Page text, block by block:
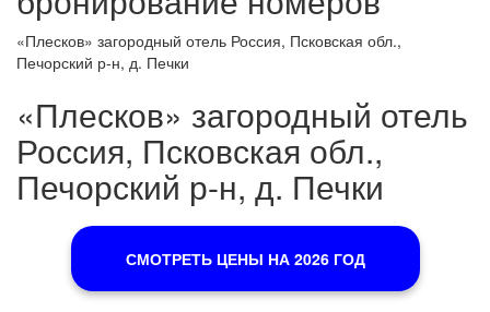
«Плесков» загородный отель Россия, Псковская обл.,
Печорский р-н, д. Печки
«Плесков» загородный отель
Россия, Псковская обл.,
Печорский р-н, д. Печки
СМОТРЕТЬ ЦЕНЫ НА 2026 ГОД